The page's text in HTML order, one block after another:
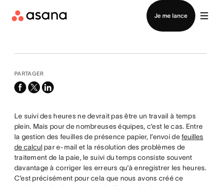
Je me lance
Contacter le service commercial
PARTAGER
facebook
x-
linkedin
Le suivi des heures ne devrait pas être un travail à temps
plein. Mais pour de nombreuses équipes, c’est le cas. Entre
la gestion des feuilles de présence papier, l’envoi defeuilles
de calculpar e-mail et la résolution des problèmes de
traitement de la paie, le suivi du temps consiste souvent
davantage à corriger les erreurs qu’à enregistrer les heures.
C’est précisément pour cela que nous avons créé ce